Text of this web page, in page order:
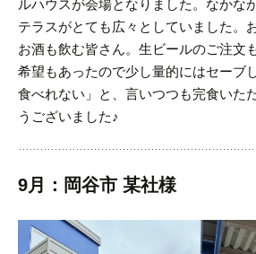
ルハウスが会場となりました。 なかな
テラスがとても広々としていました。
お酒も飲む皆さん。生ビールのご注文
希望もあったので少し量的にはセーブ
食べれない」と、言いつつも完食いた
うございました♪
9月：岡谷市 某社様